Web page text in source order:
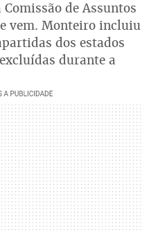
de Assuntos
vem. Monteiro incluiu
dos estados
durante a